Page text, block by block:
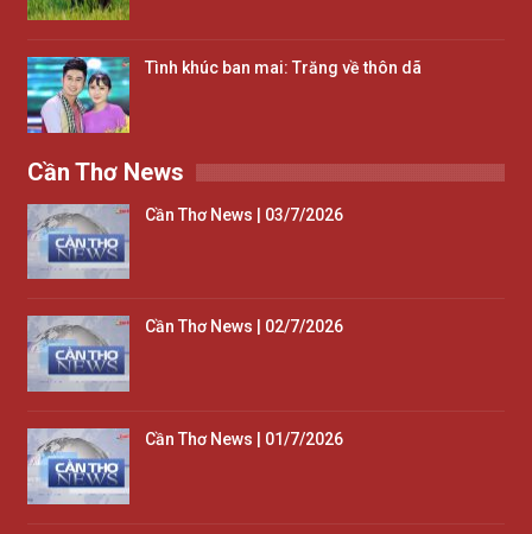
Tình khúc ban mai: Trăng về thôn dã
Cần Thơ News
Cần Thơ News | 03/7/2026
Cần Thơ News | 02/7/2026
Cần Thơ News | 01/7/2026